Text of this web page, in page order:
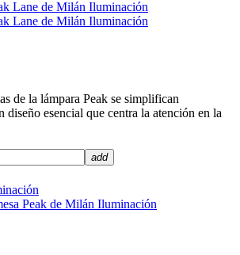
de la lámpara Peak se simplifican
diseño esencial que centra la atención en la
add